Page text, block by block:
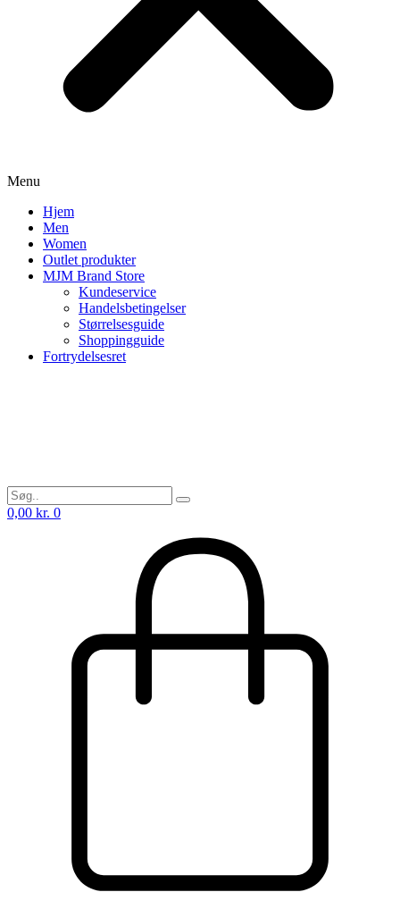
Menu
Hjem
Men
Women
Outlet produkter
MJM Brand Store
Kundeservice
Handelsbetingelser
Størrelsesguide
Shoppingguide
Fortrydelsesret
0,00 kr. 0